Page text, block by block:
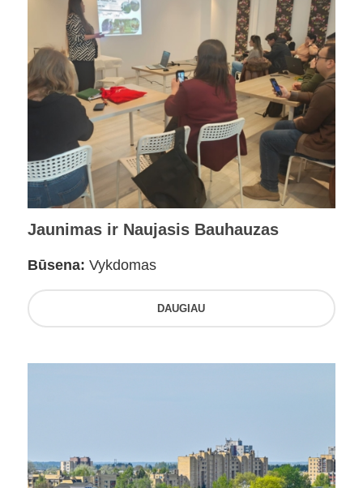
Jaunimas ir Naujasis Bauhauzas
Būsena: Vykdomas
DAUGIAU